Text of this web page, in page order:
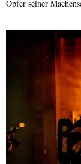
Opfer seiner